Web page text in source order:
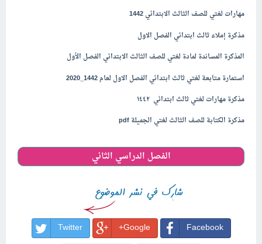
مهارات لغتي للصف الثالث الابتدائي 1442
مذكرة إملاء ثالث ابتدائي الفصل الاول
المذكرة المساندة لمادة لغتي للصف الثالث الابتدائي الفصل الأول
استمارة متابعة لغتي ثالث ابتدائي الفصل الاول لعام 1442_2020
مذكرة مهارات لغتي ثالث ابتدائي ١٤٤۲
مذكرة الكتابة للصف الثالث لغتي الجميلة pdf
الفصل الدراسي الثاني
Facebook
Google+
Twitter